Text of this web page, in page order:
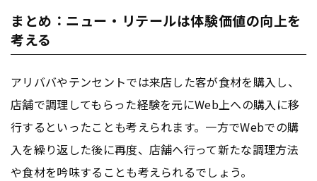
まとめ：ニュー・リテールは体験価値の向上を
考える
アリババやテンセントでは来店した客が食材を購入し、
店舗で調理してもらった経験を元にWeb上への購入に移
行するといったことも考えられます。一方でWebでの購
入を繰り返した後に再度、店舗へ行って新たな調理方法
や食材を吟味することも考えられるでしょう。